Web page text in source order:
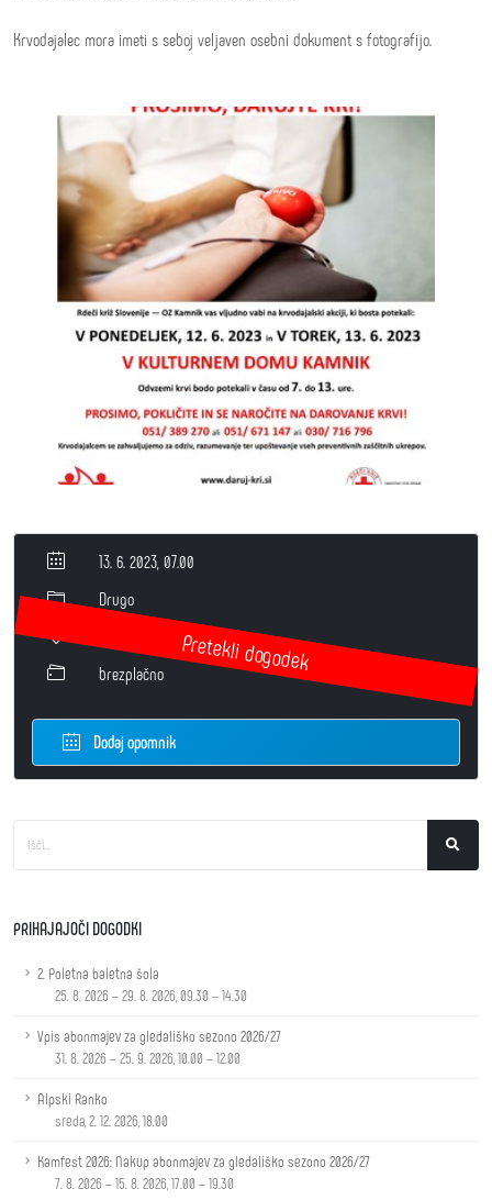
Krvodajalec mora imeti s seboj veljaven osebni dokument s fotografijo.
13. 6. 2023, 07.00
Drugo
brezplačno
Dodaj opomnik
PRIHAJAJOČI DOGODKI
2. Poletna baletna šola
25. 8. 2026 – 29. 8. 2026, 09.30 – 14.30
Vpis abonmajev za gledališko sezono 2026/27
31. 8. 2026 – 25. 9. 2026, 10.00 – 12.00
Alpski Ranko
sreda, 2. 12. 2026, 18.00
Kamfest 2026: Nakup abonmajev za gledališko sezono 2026/27
7. 8. 2026 – 15. 8. 2026, 17.00 – 19.30